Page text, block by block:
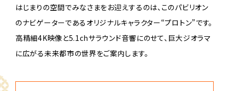
はじまりの空間でみなさまをお迎えするのは、このパビリオン
のナビゲーターであるオリジナルキャラクター“プロトン”です。
高精細4K映像と5.1chサラウンド音響にのせて、巨大ジオラマ
に広がる未来都市の世界をご案内します。